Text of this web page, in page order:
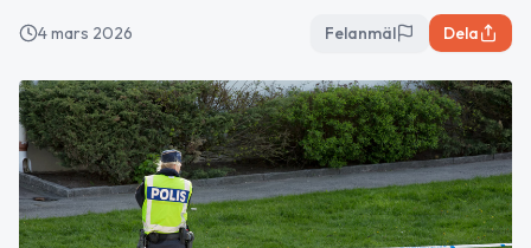
4 mars 2026 Felanmäl Dela